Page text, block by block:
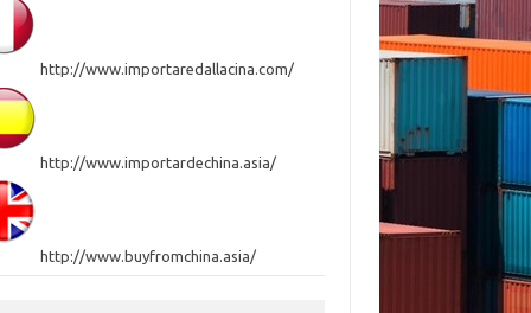
http://www.importaredallacina.com/
http://www.importardechina.asia/
http://www.buyfromchina.asia/